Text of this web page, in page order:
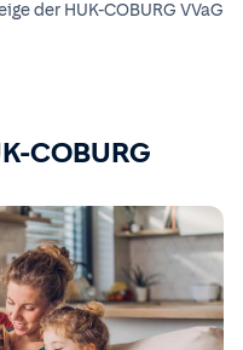
der HUK-COBURG VVaG
COBURG